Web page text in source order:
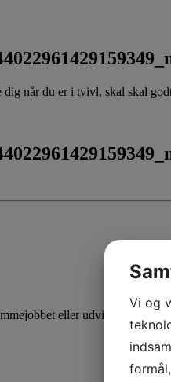
når du er i tvivl, skal skal
eller udvid din viden
Vi og